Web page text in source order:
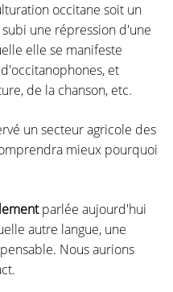
occitane soit un
une répression d'une
elle se manifeste
et
de la chanson, etc.
un secteur agricole des
mieux pourquoi
parlée aujourd'hui
autre langue, une
Nous aurions